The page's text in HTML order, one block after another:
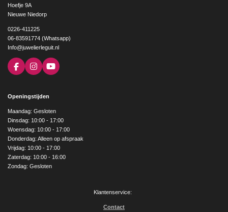
Hoefje 9A
Nieuwe Niedorp
0226-411225
06-83591774 (Whatsapp)
Info@juwelierleguit.nl
F
a
b
o
k
I
n
a
g
r
a
m
Y
o
e
Openingstijden
Maandag: Gesloten
Dinsdag: 10:00 - 17:00
Woensdag: 10:00 - 17:00
Donderdag: Alleen op afspraak
Vrijdag: 10:00 - 17:00
Zaterdag: 10:00 - 16:00
Zondag: Gesloten
Klantenservice:
Contact